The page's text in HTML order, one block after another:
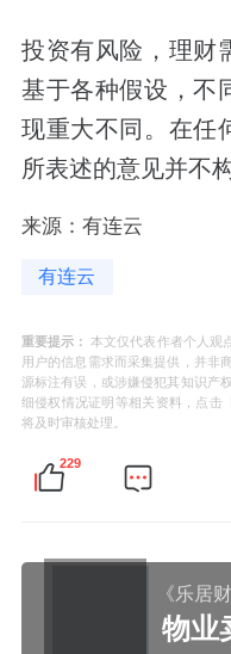
投资有风险，理财
基于各种假设，不
现重大不同。在任
所表述的意见并不
来源：有连云
有连云
重要提示： 本文仅代表作者个人观
用户的信息需求而采集提供，并非
源标注有误，或涉嫌侵犯其知识产
细侵权情况证明等相关资料，点击
将及时审核处理。
229
《乐居
物业